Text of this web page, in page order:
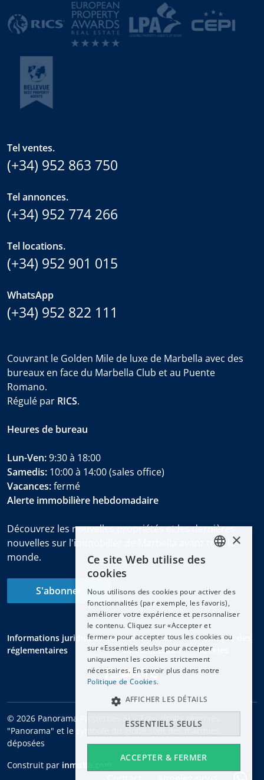
Tel ventes.
(+34) 952 863 750
Tel annonces.
(+34) 952 774 266
Tel locations.
(+34) 952 901 015
WhatsApp
(+34) 952 822 111
Couvrant le Golden Mile de luxe de Marbella avec des
bureaux en face du Marbella Club et au Puente
Romano.
Régulé par RICS.
Heures de bureau
Lun-Ven:9:30 à 18:00
Samedis: 10:00 à 14:00 (sales office)
Vacances:fermé
Alerte immobilière hebdomadaire
Découvrez les nouvelles propriétés et les dernières
nouvelles sur l'immobilier de Marbella avant tout le
monde.
S'abonner
Informations juridiques et
réglementaires
Politique de
confidentialité
Politique des
cookies
© 2026 Panorama Properties SL - Tous droits réservés.
"Panorama" et le symbole du globe sont des marques
déposées
Construit par inmoba.com
ENGLISH
DEUTSCH
FRANÇAIS
NEDERLANDS
×
Ce site Web utilise des
cookies
Nous utilisons des cookies pour activer des
fonctionnalités (par exemple, les favoris),
améliorer votre expérience et personnaliser
le contenu. Cliquez sur «Accepter et
fermer» pour accepter tous les cookies ou
sur «Essentiels seuls» pour accepter
uniquement les cookies strictement
nécessaires. En savoir plus dans notre
Politique de Cookies.
ACCEPTER & FERMER
ESSENTIELS SEULS
AFFICHER LES DÉTAILS